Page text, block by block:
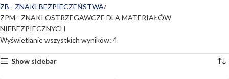
ZB - ZNAKI BEZPIECZEŃSTWA
ZPM - ZNAKI OSTRZEGAWCZE DLA MATERIAŁÓW
NIEBEZPIECZNYCH
Wyświetlanie wszystkich wyników: 4
Show sidebar